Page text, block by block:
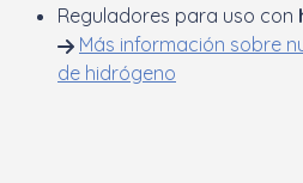
Reguladores para uso con
Más información sobre
de hidrógeno